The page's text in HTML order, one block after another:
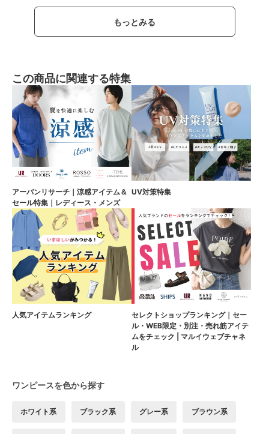
もっとみる
この商品に関連する特集
アーバンリサーチ｜涼感アイテム＆
セール特集｜レディース・メンズ
UV対策特集
人気アイテムランキング
セレクトショップランキング｜セー
ル・WEB限定・別注・売れ筋アイテ
ムをチェック | マルイウェブチャネ
ル
ワンピースを色から探す
ホワイト系 ブラック系 グレー系 ブラウン系